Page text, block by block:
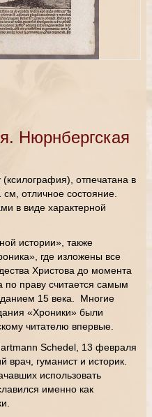
Нюрнбергская
отпечатана в
отличное состояние.
в виде характерной
истории», также
где изложены все
Христова до момента
по праву считается самым
15 века. Многие
«Хроники» были
читателю впервые.
Schedel, 13 февраля
гуманист и историк.
использовать
именно как